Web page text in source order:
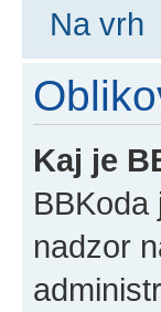
Na vrh
Kaj je
BBKoda
nadzor